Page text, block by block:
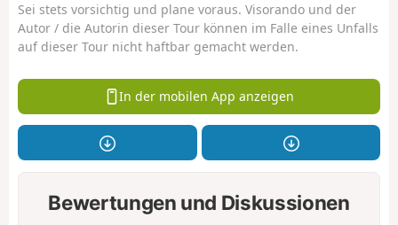
Sei stets vorsichtig und plane voraus. Visorando und der
Autor / die Autorin dieser Tour können im Falle eines Unfalls
auf dieser Tour nicht haftbar gemacht werden.
In der mobilen App anzeigen
Bewertungen und Diskussionen